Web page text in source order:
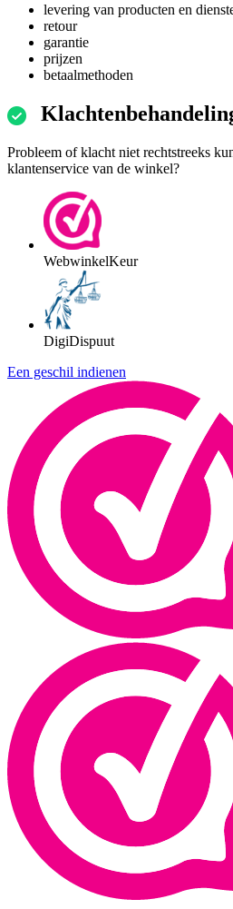
levering van producten en
retour
garantie
prijzen
betaalmethoden
Probleem of klacht niet rechtstreeks
klantenservice van de winkel?
WebwinkelKeur
DigiDispuut
Een geschil indienen